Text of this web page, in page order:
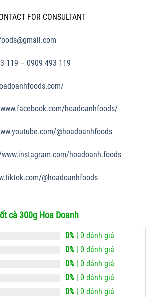
FOR CONSULTANT
119 – 0909 493 119
hoadoanhfoods/
@hoadoanhfoods
hoadoanh.foods
@hoadoanhfoods
cà 300g Hoa Doanh
0% | 0 đánh giá
0% | 0 đánh giá
0% | 0 đánh giá
0% | 0 đánh giá
0% | 0 đánh giá